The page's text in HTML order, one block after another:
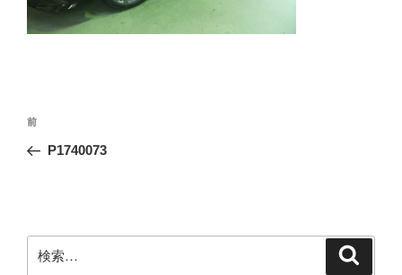
投
ナ
ー
シ
前
の
前
P1740073
索: